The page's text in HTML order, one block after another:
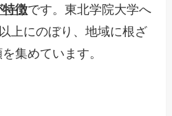
特徴です。東北学院大学へ
上にのぼり、地域に根ざ
集めています。